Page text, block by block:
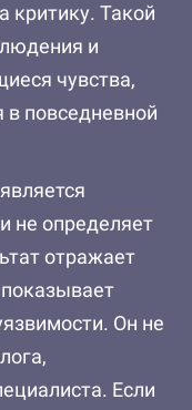
критику. Такой
и
чувства,
в повседневной
не определяет
отражает
Он не
Если